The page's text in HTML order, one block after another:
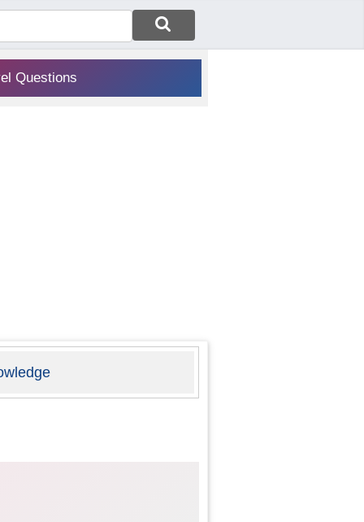
Questions